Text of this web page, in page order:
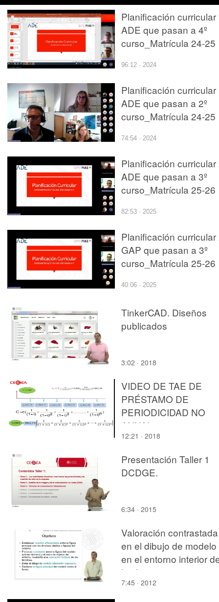
Planificación curricular
ADE que pasan a 4º
curso_Matrícula 24-25
96:12 · 2024
Planificación curricular
ADE que pasan a 2º
curso_Matrícula 24-25
74:54 · 2024
Planificación curricular
ADE que pasan a 3º
curso_Matrícula 25-26
82:53 · 2025
Planificación curricular
GAP que pasan a 3º
curso_Matrícula 25-26
40:06 · 2025
TinkerCAD. Diseños
publicados
3:02 · 2018
VIDEO DE TAE DE
PRÉSTAMO DE
PERIODICIDAD NO
ANUAL
12:21 · 2018
Presentación Taller 1
DCDGE.
6:34 · 2015
Valoración contrastada
en el dibujo de modelo
en el entorno interior
la clase
7:45 · 2012